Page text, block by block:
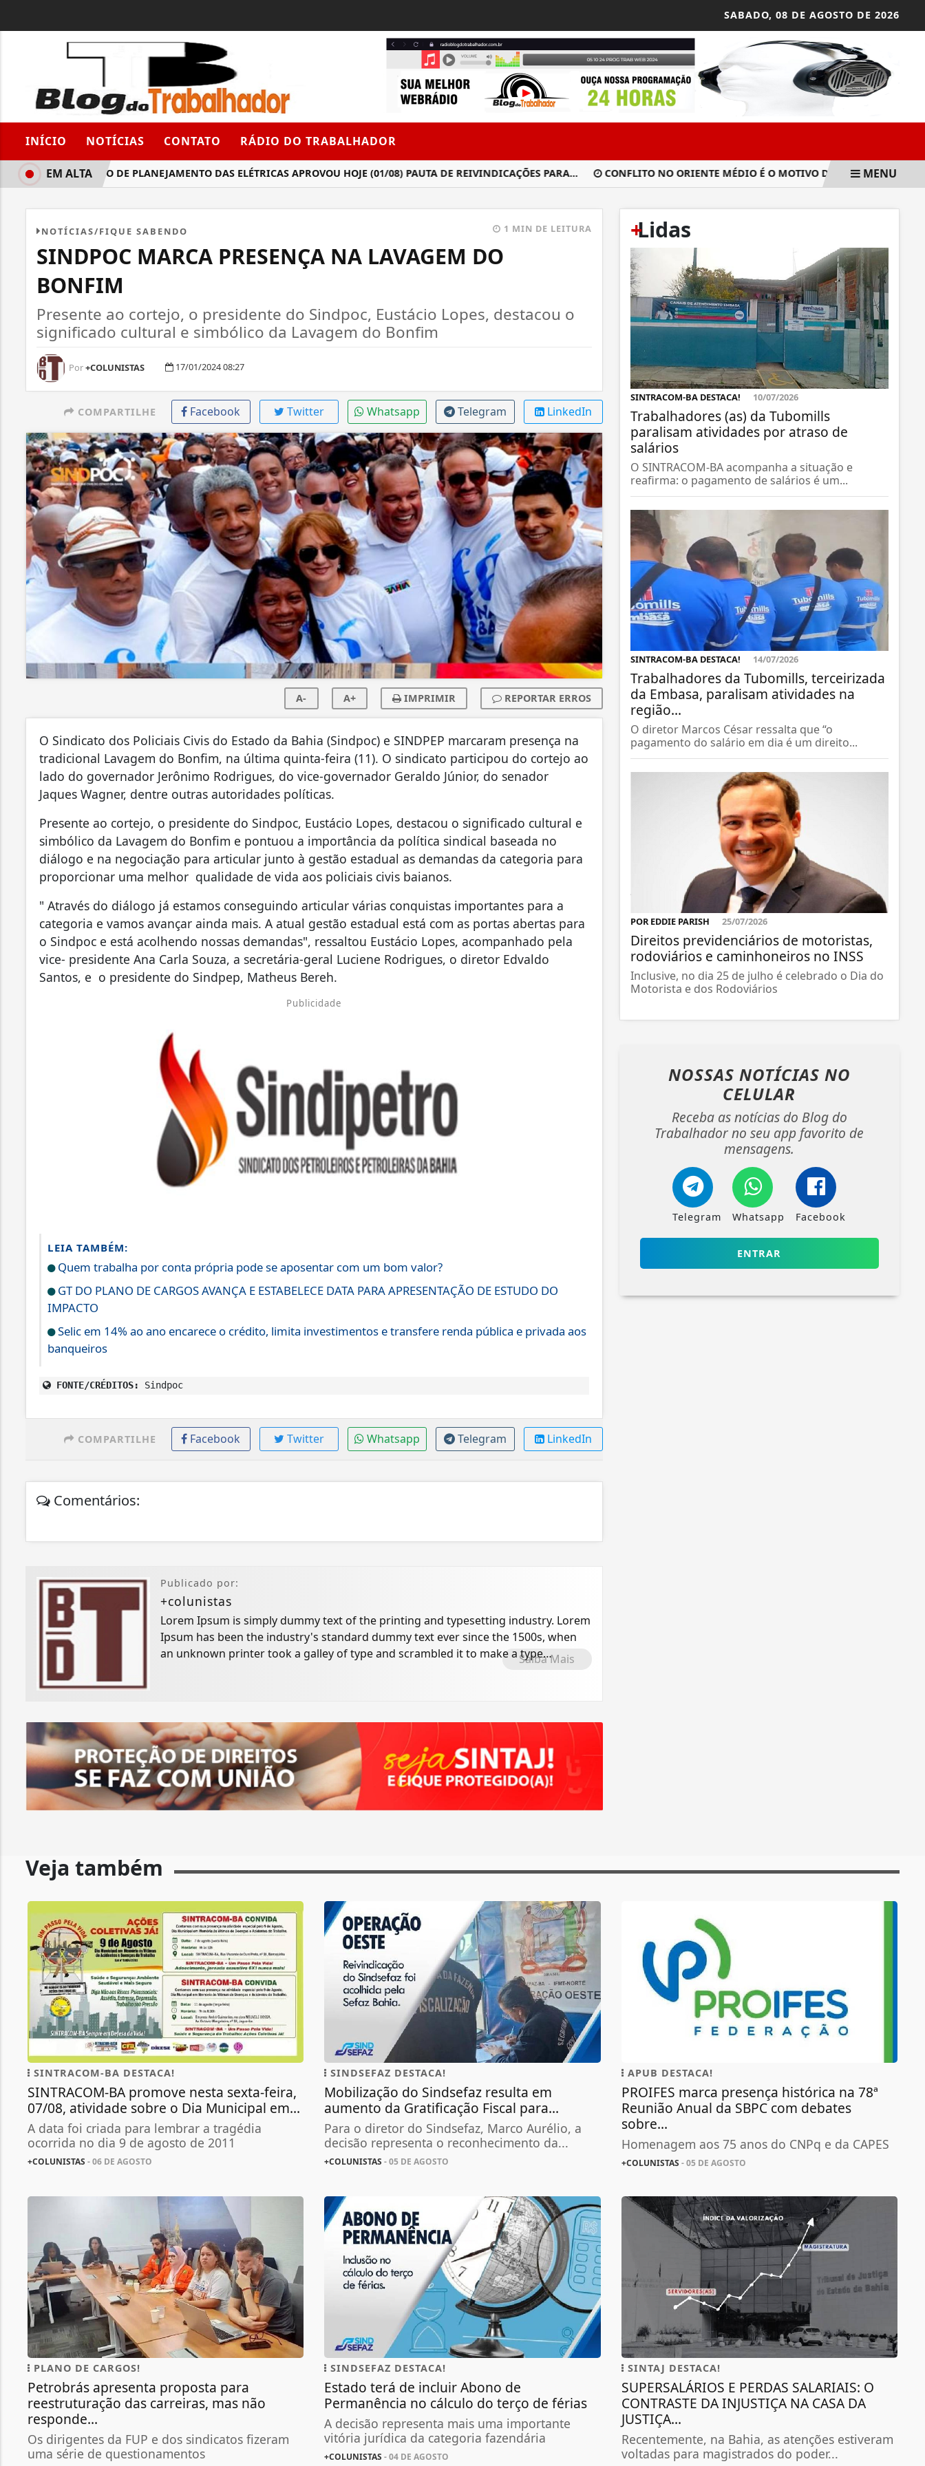
SABADO, 08 DE AGOSTO DE 2026
INÍCIO NOTÍCIAS CONTATO RÁDIO DO TRABALHADOR
SEMINÁRIO DE PLANEJAMENTO DAS ELÉTRICAS APROVOU HOJE (01/08) PAUTA DE REIVINDICAÇÕES PARA... CONFLITO NO ORIENTE MÉDIO É O MOTIVO DA HIBERNAÇÃO DE
EM ALTA MENU
NOTÍCIAS/FIQUE SABENDO 1 MIN DE LEITURA
SINDPOC MARCA PRESENÇA NA LAVAGEM DO
BONFIM
Presente ao cortejo, o presidente do Sindpoc, Eustácio Lopes, destacou o
significado cultural e simbólico da Lavagem do Bonfim
Por+COLUNISTAS 17/01/2024 08:27
COMPARTILHE Facebook Twitter Whatsapp Telegram LinkedIn
A- A+ IMPRIMIR REPORTAR ERROS
O Sindicato dos Policiais Civis do Estado da Bahia (Sindpoc) e SINDPEP marcaram presença na
tradicional Lavagem do Bonfim, na última quinta-feira (11). O sindicato participou do cortejo ao
lado do governador Jerônimo Rodrigues, do vice-governador Geraldo Júnior, do senador
Jaques Wagner, dentre outras autoridades políticas.
Presente ao cortejo, o presidente do Sindpoc, Eustácio Lopes, destacou o significado cultural e
simbólico da Lavagem do Bonfim e pontuou a importância da política sindical baseada no
diálogo e na negociação para articular junto à gestão estadual as demandas da categoria para
proporcionar uma melhor qualidade de vida aos policiais civis baianos.
" Através do diálogo já estamos conseguindo articular várias conquistas importantes para a
categoria e vamos avançar ainda mais. A atual gestão estadual está com as portas abertas para
o Sindpoc e está acolhendo nossas demandas", ressaltou Eustácio Lopes, acompanhado pela
vice- presidente Ana Carla Souza, a secretária-geral Luciene Rodrigues, o diretor Edvaldo
Santos, e o presidente do Sindpep, Matheus Bereh.
Publicidade
LEIA TAMBÉM:
Quem trabalha por conta própria pode se aposentar com um bom valor?
GT DO PLANO DE CARGOS AVANÇA E ESTABELECE DATA PARA APRESENTAÇÃO DE ESTUDO DO
IMPACTO
Selic em 14% ao ano encarece o crédito, limita investimentos e transfere renda pública e privada aos
banqueiros
FONTE/CRÉDITOS: Sindpoc
COMPARTILHE Facebook Twitter Whatsapp Telegram LinkedIn
Comentários:
Publicado por:
+colunistas
Lorem Ipsum is simply dummy text of the printing and typesetting industry. Lorem
Ipsum has been the industry's standard dummy text ever since the 1500s, when
an unknown printer took a galley of type and scrambled it to make a typeSaiba Mais
+
Lidas
SINTRACOM-BA DESTACA! 10/07/2026
Trabalhadores (as) da Tubomills
paralisam atividades por atraso de
salários
O SINTRACOM-BA acompanha a situação e
reafirma: o pagamento de salários é um...
SINTRACOM-BA DESTACA! 14/07/2026
Trabalhadores da Tubomills, terceirizada
da Embasa, paralisam atividades na
região...
O diretor Marcos César ressalta que “o
pagamento do salário em dia é um direito...
POR EDDIE PARISH 25/07/2026
Direitos previdenciários de motoristas,
rodoviários e caminhoneiros no INSS
Inclusive, no dia 25 de julho é celebrado o Dia do
Motorista e dos Rodoviários
NOSSAS NOTÍCIAS NO
CELULAR
Receba as notícias do Blog do
Trabalhador no seu app favorito de
mensagens.
Telegram Whatsapp Facebook
ENTRAR
Veja também
SINTRACOM-BA DESTACA!
SINTRACOM-BA promove nesta sexta-feira,
07/08, atividade sobre o Dia Municipal em...
A data foi criada para lembrar a tragédia
ocorrida no dia 9 de agosto de 2011
+COLUNISTAS - 06 DE AGOSTO
SINDSEFAZ DESTACA!
Mobilização do Sindsefaz resulta em
aumento da Gratificação Fiscal para...
Para o diretor do Sindsefaz, Marco Aurélio, a
decisão representa o reconhecimento da...
+COLUNISTAS - 05 DE AGOSTO
APUB DESTACA!
PROIFES marca presença histórica na 78ª
Reunião Anual da SBPC com debates
sobre...
Homenagem aos 75 anos do CNPq e da CAPES
+COLUNISTAS - 05 DE AGOSTO
PLANO DE CARGOS!
Petrobrás apresenta proposta para
reestruturação das carreiras, mas não
responde...
Os dirigentes da FUP e dos sindicatos fizeram
uma série de questionamentos
SINDSEFAZ DESTACA!
Estado terá de incluir Abono de
Permanência no cálculo do terço de férias
A decisão representa mais uma importante
vitória jurídica da categoria fazendária
+COLUNISTAS - 04 DE AGOSTO
SINTAJ DESTACA!
SUPERSALÁRIOS E PERDAS SALARIAIS: O
CONTRASTE DA INJUSTIÇA NA CASA DA
JUSTIÇA...
Recentemente, na Bahia, as atenções estiveram
voltadas para magistrados do poder...